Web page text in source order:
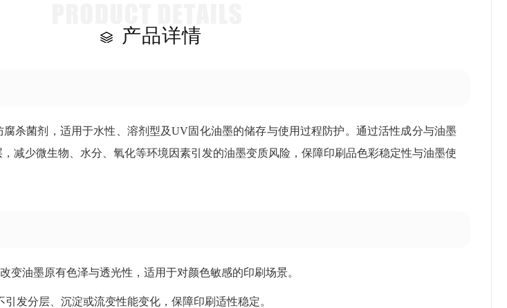
产品详情
杀菌剂，适用于水性、溶剂型及UV固化油墨的储存与使用过程防护。通过活性成分与油墨
减少微生物、水分、氧化等环境因素引发的油墨变质风险，保障印刷品色彩稳定性与油墨使
变油墨原有色泽与透光性，适用于对颜色敏感的印刷场景。
发分层、沉淀或流变性能变化，保障印刷适性稳定。